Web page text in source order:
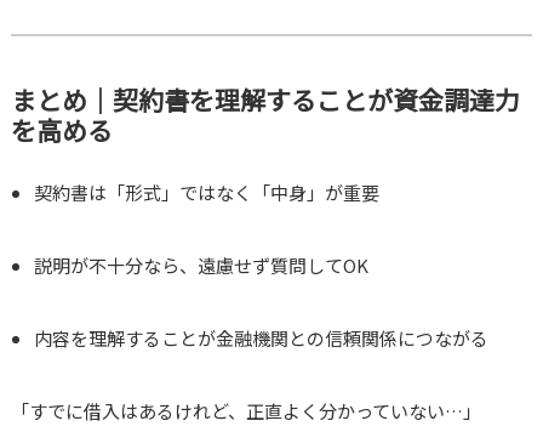
まとめ｜契約書を理解することが資金調達力
を高める
契約書は「形式」ではなく「中身」が重要
説明が不十分なら、遠慮せず質問してOK
内容を理解することが金融機関との信頼関係につながる
「すでに借入はあるけれど、正直よく分かっていない…」